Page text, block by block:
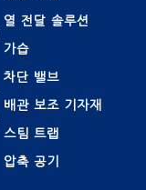
열 전달 솔루션
가습
차단 밸브
배관 보조 기자재
스팀 트랩
압축 공기